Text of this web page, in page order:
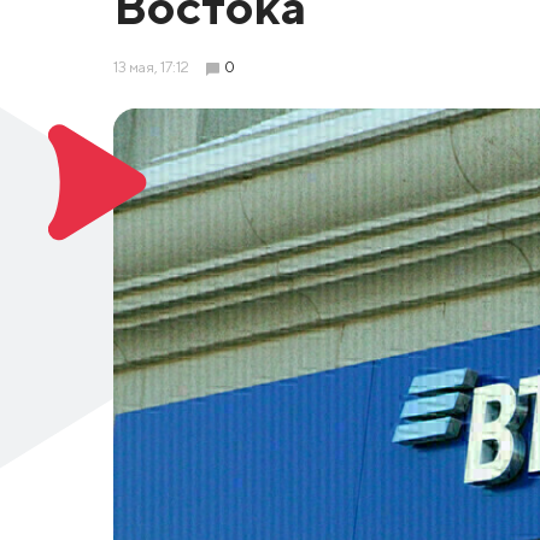
13 мая, 17:12 0